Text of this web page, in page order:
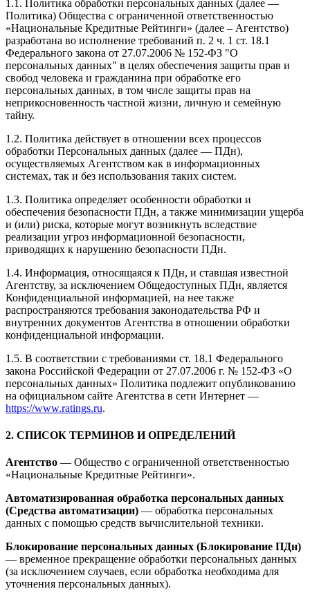
1.1. Политика обработки персональных данных (далее —
Политика) Общества с ограниченной ответственностью
«Национальные Кредитные Рейтинги» (далее – Агентство)
разработана во исполнение требований п. 2 ч. 1 ст. 18.1
Федерального закона от 27.07.2006 № 152-ФЗ "О
персональных данных" в целях обеспечения защиты прав и
свобод человека и гражданина при обработке его
персональных данных, в том числе защиты прав на
неприкосновенность частной жизни, личную и семейную
тайну.
1.2. Политика действует в отношении всех процессов
обработки Персональных данных (далее — ПДн),
осуществляемых Агентством как в информационных
системах, так и без использования таких систем.
1.3. Политика определяет особенности обработки и
обеспечения безопасности ПДн, а также минимизации ущерба
и (или) риска, которые могут возникнуть вследствие
реализации угроз информационной безопасности,
приводящих к нарушению безопасности ПДн.
1.4. Информация, относящаяся к ПДн, и ставшая известной
Агентству, за исключением Общедоступных ПДн, является
Конфиденциальной информацией, на нее также
распространяются требования законодательства РФ и
внутренних документов Агентства в отношении обработки
конфиденциальной информации.
1.5. В соответствии с требованиями ст. 18.1 Федерального
закона Российской Федерации от 27.07.2006 г. № 152-ФЗ «О
персональных данных» Политика подлежит опубликованию
на официальном сайте Агентства в сети Интернет —
https://www.ratings.ru.
2. СПИСОК ТЕРМИНОВ И ОПРЕДЕЛЕНИЙ
Агентство — Общество с ограниченной ответственностью
«Национальные Кредитные Рейтинги».
Автоматизированная обработка персональных данных
(Средства автоматизации) — обработка персональных
данных с помощью средств вычислительной техники.
Блокирование персональных данных (Блокирование ПДн)
— временное прекращение обработки персональных данных
(за исключением случаев, если обработка необходима для
уточнения персональных данных).